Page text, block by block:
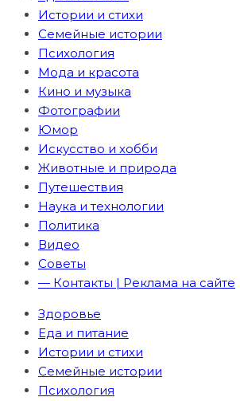
Истории и стихи
Семейные истории
Психология
Мода и красота
Кино и музыка
Фотографии
Юмор
Искусство и хобби
Животные и природа
Путешествия
Наука и технологии
Политика
Видео
Советы
— Контакты | Реклама на сайте
Здоровье
Еда и питание
Истории и стихи
Семейные истории
Психология